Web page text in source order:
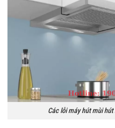
Các lỗi máy hút mùi